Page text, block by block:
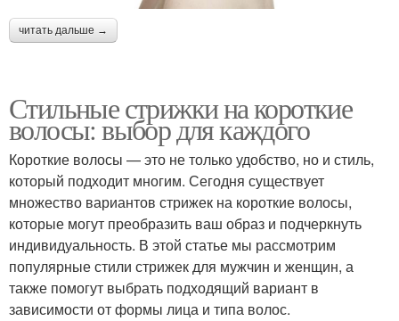
читать дальше →
Стильные стрижки на короткие
волосы: выбор для каждого
Короткие волосы — это не только удобство, но и стиль,
который подходит многим. Сегодня существует
множество вариантов стрижек на короткие волосы,
которые могут преобразить ваш образ и подчеркнуть
индивидуальность. В этой статье мы рассмотрим
популярные стили стрижек для мужчин и женщин, а
также помогут выбрать подходящий вариант в
зависимости от формы лица и типа волос.